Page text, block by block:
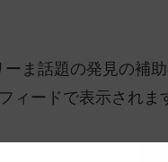
ま話題の発見の補
ィードで表示されま